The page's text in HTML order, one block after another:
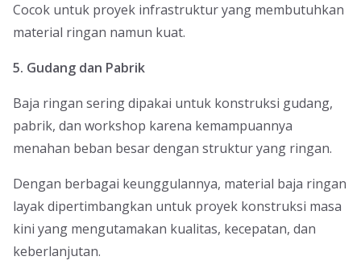
Cocok untuk proyek infrastruktur yang membutuhkan
material ringan namun kuat.
5. Gudang dan Pabrik
Baja ringan sering dipakai untuk konstruksi gudang,
pabrik, dan workshop karena kemampuannya
menahan beban besar dengan struktur yang ringan.
Dengan berbagai keunggulannya, material baja ringan
layak dipertimbangkan untuk proyek konstruksi masa
kini yang mengutamakan kualitas, kecepatan, dan
keberlanjutan.